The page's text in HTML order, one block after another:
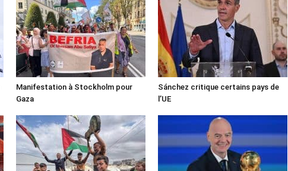
Manifestation à Stockholm pour
Gaza
Sánchez critique certains pays de
l’UE